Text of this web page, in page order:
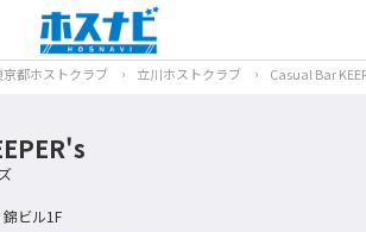
京都ホストクラブ 立川ホストクラブ Casual Bar
ビル1F